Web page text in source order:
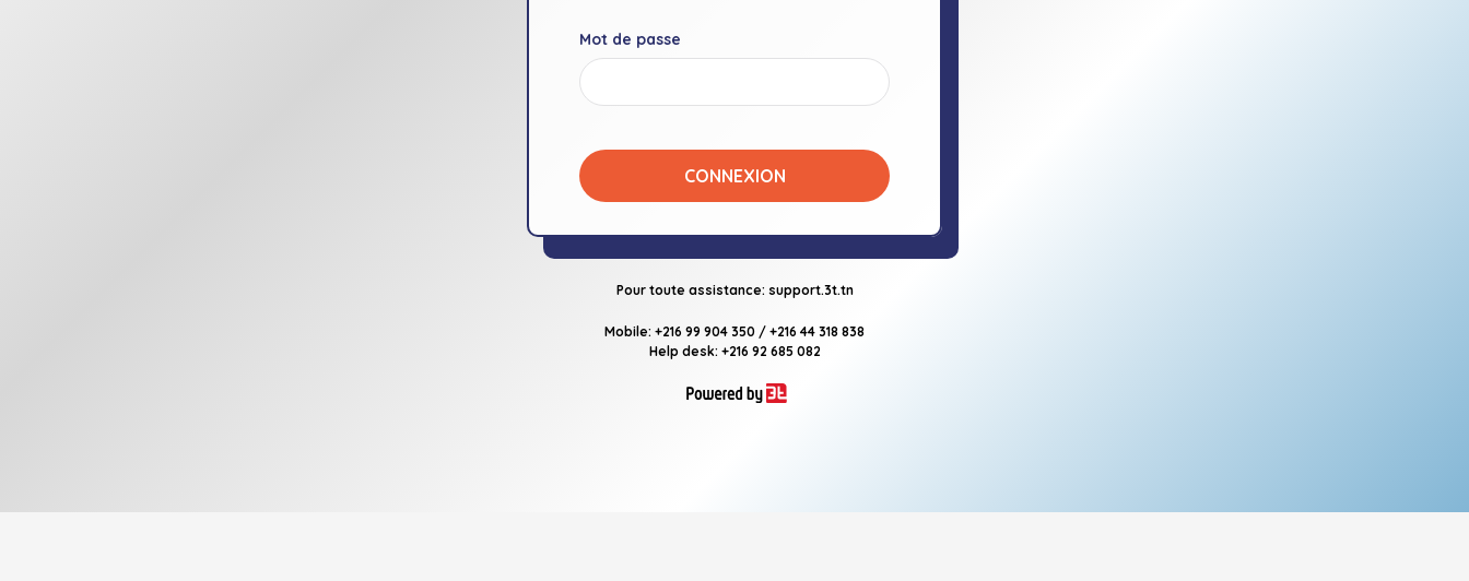
Mot de passe
CONNEXION
Pour toute assistance: support.3t.tn
Mobile: +216 99 904 350 / +216 44 318 838
Help desk: +216 92 685 082